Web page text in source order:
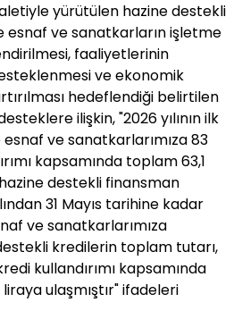
yürütülen hazine destekli
esnaf ve sanatkarların işletme
faaliyetlerinin
ve ekonomik
hedeflendiği belirtilen
ilişkin, "2026 yılının ilk
ve sanatkarlarımıza 83
kapsamında toplam 63,1
destekli finansman
31 Mayıs tarihine kadar
ve sanatkarlarımıza
kredilerin toplam tutarı,
kullandırımı kapsamında
ulaşmıştır" ifadeleri